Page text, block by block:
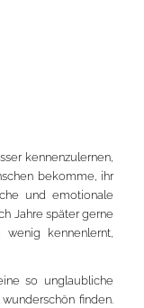
kennenzulernen,
bekomme, ihr
und emotionale
Jahre später gerne
kennenlernt,
so unglaubliche
finden.